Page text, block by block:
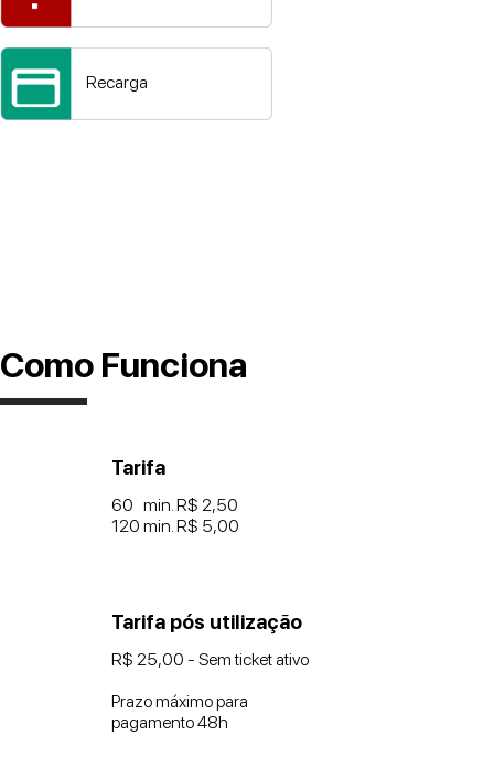
Recarga
Como Funciona
Tarifa
60 min. R$ 2,50
120 min. R$ 5,00
Tarifa pós utilização
R$ 25,00 - Sem ticket ativo
Prazo máximo para
pagamento 48h